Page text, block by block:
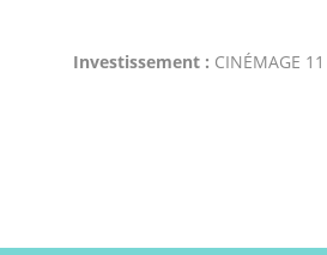
Investissement : CINÉMAGE 11